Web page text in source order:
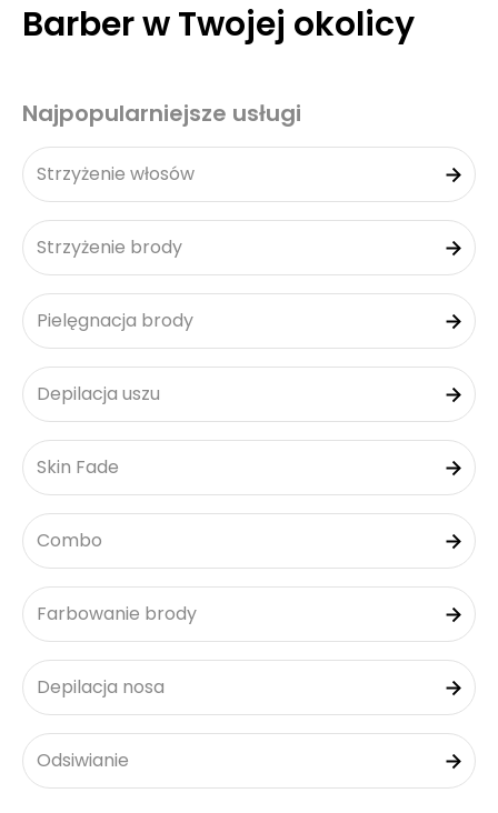
Barber w Twojej okolicy
Najpopularniejsze usługi
Strzyżenie włosów
Strzyżenie brody
Pielęgnacja brody
Depilacja uszu
Skin Fade
Combo
Farbowanie brody
Depilacja nosa
Odsiwianie